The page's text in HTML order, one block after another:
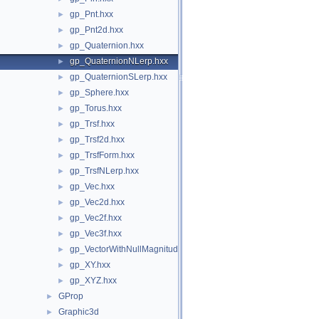
► gp_Pnt.hxx
► gp_Pnt2d.hxx
► gp_Quaternion.hxx
► gp_QuaternionNLerp.hxx
► gp_QuaternionSLerp.hxx
► gp_Sphere.hxx
► gp_Torus.hxx
► gp_Trsf.hxx
► gp_Trsf2d.hxx
► gp_TrsfForm.hxx
► gp_TrsfNLerp.hxx
► gp_Vec.hxx
► gp_Vec2d.hxx
► gp_Vec2f.hxx
► gp_Vec3f.hxx
► gp_VectorWithNullMagnitude.hxx
► gp_XY.hxx
► gp_XYZ.hxx
► GProp
► Graphic3d